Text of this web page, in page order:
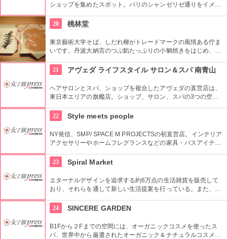
ショップを集めたスポット。パリのシャンゼリゼ通りをイメー
ています。気軽に立ち寄れるところも魅力。
20 桃林堂
東京藝術大学そば、しだれ柳がトレードマークの風情ある佇ま
いです。丹波大納言のつぶ餡たっぷりの小鯛焼きをはじめ、水
ます。お抹茶をいただきながら店内でも。
21 アヴェダ ライフスタイル サロン＆スパ 南青山
ヘアサロンとスパ、ショップを複合したアヴェダの直営店は、
東日本エリアの旗艦店。ショップ、サロン、スパの3つの空間
豊かな時間の中、リラックスしてお過ごしいただけます。
22 Style meets people
NY発信、SMP/ SPACE M PROJECTSの初直営店。インテリア
アクセサリーやホームフレグランスなどの家具・バスアイテム
デザインはデザイナーやアーティストに頼むことによって洗練
されたものとなっている。
23 Spiral Market
エターナルデザインを追求する約6万点の生活雑貨を販売して
おり、それらを通して新しい生活提案を行っている。また、買
利用もおすすめ。
24 SINCERE GARDEN
B1Fから２Fまでの空間には、オーガニックコスメを使ったス
パ、世界中から厳選されたオーガニック＆ナチュラルコスメを